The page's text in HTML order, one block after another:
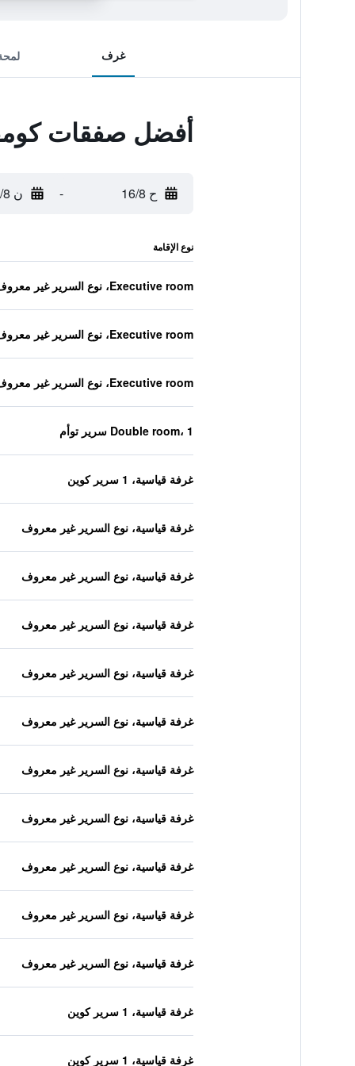
غرف
أفضل صفقات
ح 16/8 - ن 17/8
نوع الإقامة
Executive room، نوع السرير غير معروف
Executive room، نوع السرير غير معروف
Executive room، نوع السرير غير معروف
Double room، 1 سرير توأم
غرفة قياسية، 1 سرير كوين
غرفة قياسية، نوع السرير غير معروف
غرفة قياسية، نوع السرير غير معروف
غرفة قياسية، نوع السرير غير معروف
غرفة قياسية، نوع السرير غير معروف
غرفة قياسية، نوع السرير غير معروف
غرفة قياسية، نوع السرير غير معروف
غرفة قياسية، نوع السرير غير معروف
غرفة قياسية، نوع السرير غير معروف
غرفة قياسية، نوع السرير غير معروف
غرفة قياسية، نوع السرير غير معروف
غرفة قياسية، 1 سرير كوين
غرفة قياسية، 1 سرير كوين